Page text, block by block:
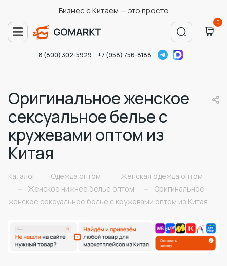
Бизнес с Китаем — это просто
0
8 (800) 302-5929 +7 (958) 756-8188
Оригинальное женское
сексуальное белье с
кружевами оптом из
Китая
Каталог — Одежда оптом —
Женская одежда оптом
—
Женское нижнее белье оптом —
Оригинальное
женское сексуальное белье с кружевами оптом из Китая